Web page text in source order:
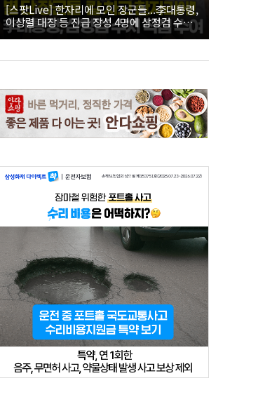
[스팟Live] 한자리에 모인 장군들...李대통령,
이상렬 대장 등 진급 장성 4명에 삼정검 수치
직접 수여｜26.08.07 장성 진급·삼정검 수치